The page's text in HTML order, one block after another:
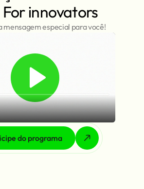
innovators
mensagem especial para você!
do programa